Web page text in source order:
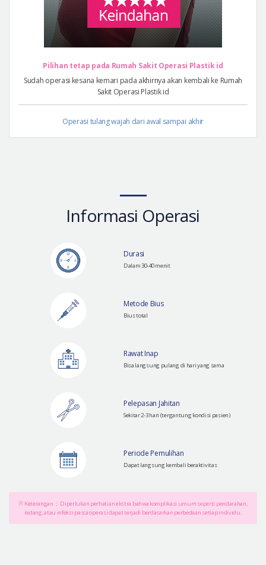
Pilihan tetap pada Rumah Sakit Operasi Plastik id
Sudah operasi kesana kemari pada akhirnya akan kembali ke Rumah
Sakit Operasi Plastik id
Operasi tulang wajah dari awal sampai akhir
Informasi Operasi
Durasi
Dalam 30-40 menit
Metode Bius
Bius total
Rawat Inap
Bisa langsung pulang di hari yang sama
Pelepasan Jahitan
Sekitar 2-3 hari (tergantung kondisi pasien)
Periode Pemulihan
Dapat langsung kembali beraktivitas
※ Keterangan： Diperlukan perhatian ekstra bahwa komplikasi umum seperti pendarahan,
radang, atau infeksi pasca operasi dapat terjadi berdasarkan perbedaan setiap individu.